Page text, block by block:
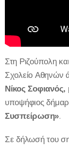
Στη Ριζούπολη
Σχολείο Αθηνών
Νίκος Σοφιανός,
υποψήφιος
Συσπείρωση».
Σε δήλωσή του